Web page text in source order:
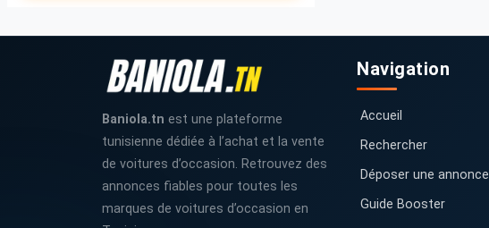
Baniola.tn est une plateforme
tunisienne dédiée à l’achat et la vente
de voitures d’occasion. Retrouvez des
annonces fiables pour toutes les
marques de voitures d’occasion en
Navigation
Accueil
Rechercher
Déposer une annonce
Guide Booster